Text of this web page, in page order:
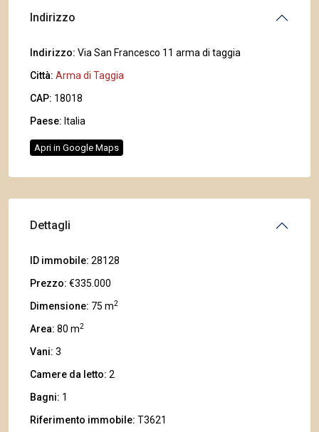
Indirizzo
Indirizzo: Via San Francesco 11 arma di taggia
Città: Arma di Taggia
CAP: 18018
Paese: Italia
Apri in Google Maps
Dettagli
ID immobile: 28128
Prezzo: €335.000
Dimensione: 75 m2
Area: 80 m2
Vani: 3
Camere da letto: 2
Bagni: 1
Riferimento immobile: T3621